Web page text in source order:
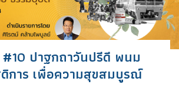
#10 ปาฐกถาวันปรีดี พนม
การ เพื่อความสุขสมบูรณ์